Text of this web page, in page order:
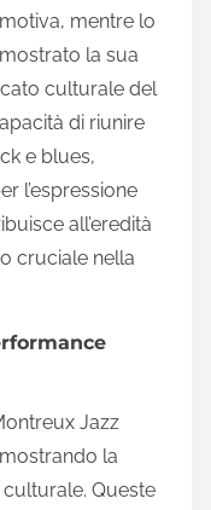
mentre lo
la sua
culturale del
di riunire
e blues,
l’espressione
all’eredità
cruciale nella
Jazz
la
Queste